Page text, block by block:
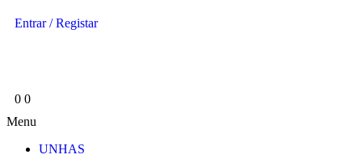
Entrar / Registar
0 0
Menu
UNHAS